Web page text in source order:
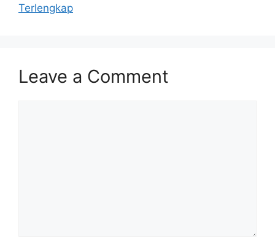
Terlengkap
Leave a Comment